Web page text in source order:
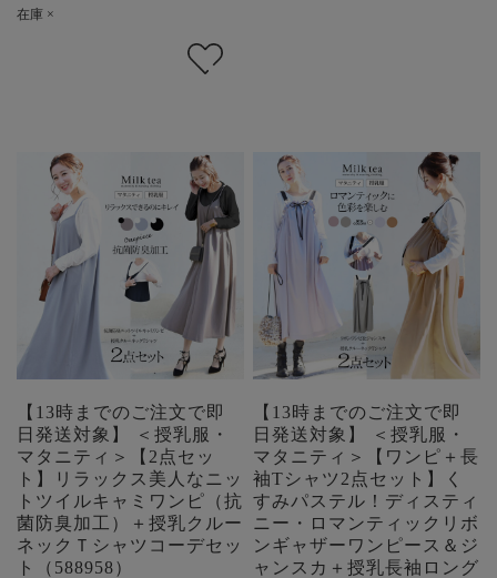
在庫 ×
【13時までのご注文で即
日発送対象】 ＜授乳服・
マタニティ＞【2点セッ
ト】リラックス美人なニッ
トツイルキャミワンピ（抗
菌防臭加工）＋授乳クルー
ネックＴシャツコーデセッ
ト（588958）
【13時までのご注文で即
日発送対象】 ＜授乳服・
マタニティ＞【ワンピ＋長
袖Tシャツ2点セット】く
すみパステル！ディスティ
ニー・ロマンティックリボ
ンギャザーワンピース＆ジ
ャンスカ＋授乳長袖ロング